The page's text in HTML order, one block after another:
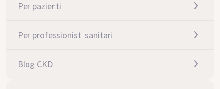
Per pazienti
Per professionisti sanitari
Blog CKD